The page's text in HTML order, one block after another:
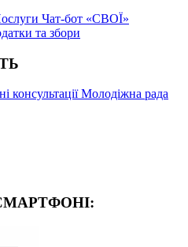
Чат-бот «СВОЇ»
та збори
консультаціїМолодіжна рада